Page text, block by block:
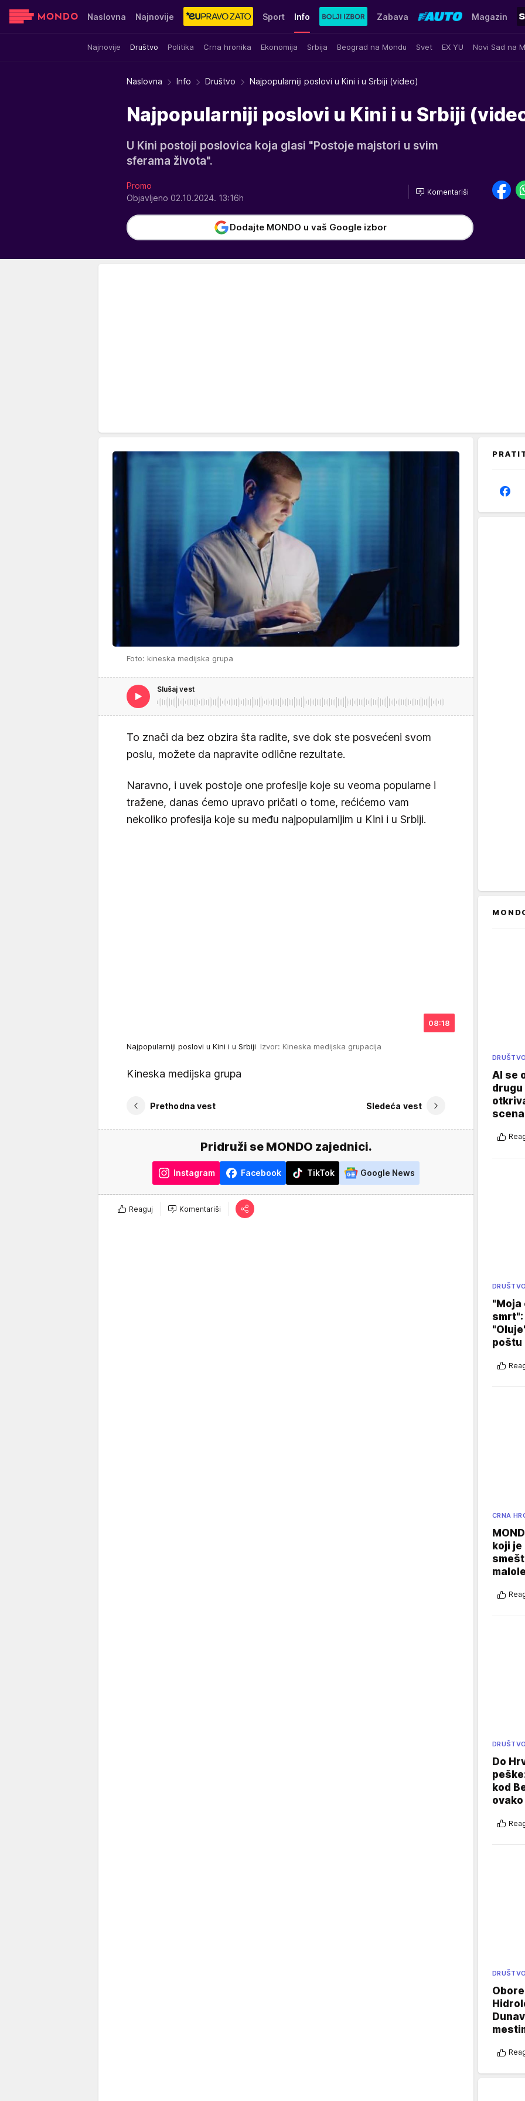
Naslovna Najnovije Sport Info
Najnovije Društvo Politika Crna hronika Ekonomija Srbija Beograd na Mondu Svet EX YU Novi Sad na
Zabava Magazin
Sensa Stvar ukusa Yumama
Naslovna Info Društvo Najpopularniji poslovi u Kini i u Srbiji (video)
Najpopularniji poslovi u Kini i u Srbiji
U Kini postoji poslovica koja glasi "Postoje majstori u svim
sferama života".
Promo
Objavljeno 02.10.2024. 13:16h
Komentariši
Dodajte MONDO u vaš Google izbor
Foto: kineska medijska grupa
Slušaj vest
To znači da bez obzira šta radite, sve dok ste posvećeni svom
poslu, možete da napravite odlične rezultate.
Naravno, i uvek postoje one profesije koje su veoma popularne i
tražene, danas ćemo upravo pričati o tome, rećićemo vam
nekoliko profesija koje su među najpopularnijim u Kini i u Srbiji.
08:18
Najpopularniji poslovi u Kini i u Srbiji Izvor: Kineska medijska grupacija
Kineska medijska grupa
Prethodna vest Sledeća vest
Pridruži se MONDO zajednici.
Instagram Facebook TikTok Google News
Reaguj Komentariši
DRUŠTVO
AI se
DRUŠTVO
"Moja
poštu
CRNA
koji je
DRUŠTVO
Do
kod
DRUŠTVO